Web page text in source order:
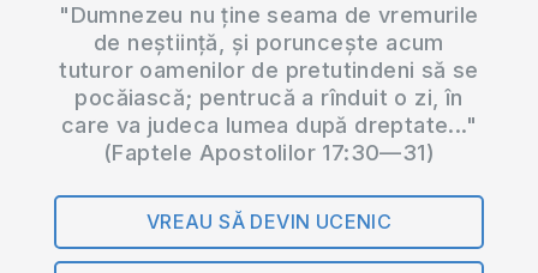
"Dumnezeu nu ține seama de vremurile
de neștiință, și poruncește acum
tuturor oamenilor de pretutindeni să se
pocăiască; pentrucă a rînduit o zi, în
care va judeca lumea după dreptate..."
(Faptele Apostolilor 17:30—31)
VREAU SĂ DEVIN UCENIC